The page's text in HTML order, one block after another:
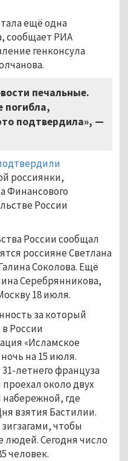
ещё одна
сообщает РИА
генконсула
печальные.
погибла,
подтвердила», —
россиянки,
Финансового
России
России сообщал
россияне Светлана
Соколова. Ещё
Серебрянникова,
18 июля.
за который
России
«Исламское
ночь на 15 июля.
летнего француза
около двух
где
взятия Бастилии.
чтобы
людей. Сегодня число
человек.